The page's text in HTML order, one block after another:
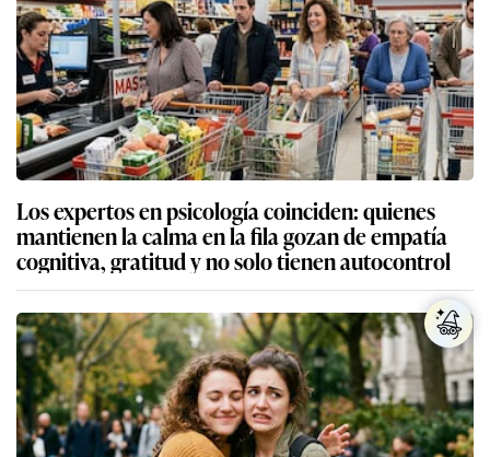
Los expertos en psicología coinciden: quienes
mantienen la calma en la fila gozan de empatía
cognitiva, gratitud y no solo tienen autocontrol